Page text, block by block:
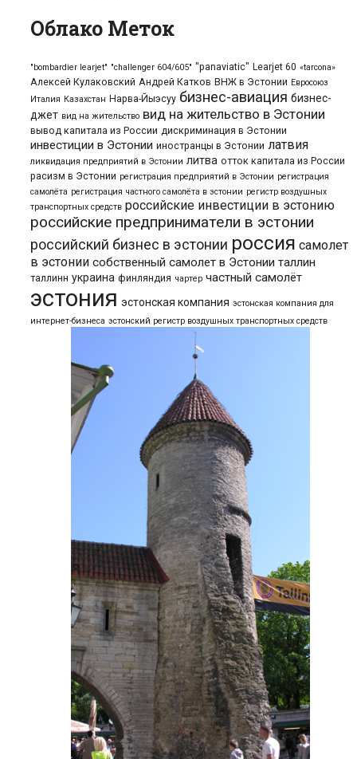
Облако Меток
"bombardier learjet" "challenger 604/605" "panaviatic" Learjet 60 «tarcona»
Алексей Кулаковский Андрей Катков ВНЖ в Эстонии Евросоюз
Италия Казахстан Нарва-Йыэсуу бизнес-авиация бизнес-
джет вид на жительство вид на жительство в Эстонии
вывод капитала из России дискриминация в Эстонии
инвестиции в Эстонии иностранцы в Эстонии латвия
ликвидация предприятий в Эстонии литва отток капитала из России
расизм в Эстонии регистрация предприятий в Эстонии регистрация
самолёта регистрация частного самолёта в эстонии регистр воздушных
транспортных средств российские инвестиции в эстонию
российские предприниматели в эстонии
российский бизнес в эстонии россия самолет
в эстонии собственный самолет в Эстонии таллин
таллинн украина финляндия чартер частный самолёт
эстония эстонская компания эстонская компания для
интернет-бизнеса эстонский регистр воздушных транспортных средств